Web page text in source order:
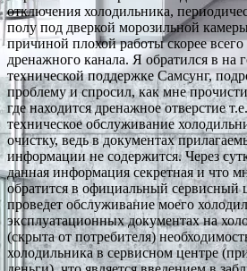
отключения холодильника,
полу под дверкой морозильной
причиной плохой работы скорее всего
дренажного канала. Я обратился в
технической поддержке Самсунг,
проблему и спросил, как мне
где находится дренажное отверстие
техническое обслуживание
очистку, ведь в документах
информации не содержится. Через
данная информация секретная и что
обратится в официальный сервисный
проведет обслуживание моего
эксплуатационных документах на
(скрыта от потребителя)
холодильника в сервисном центре